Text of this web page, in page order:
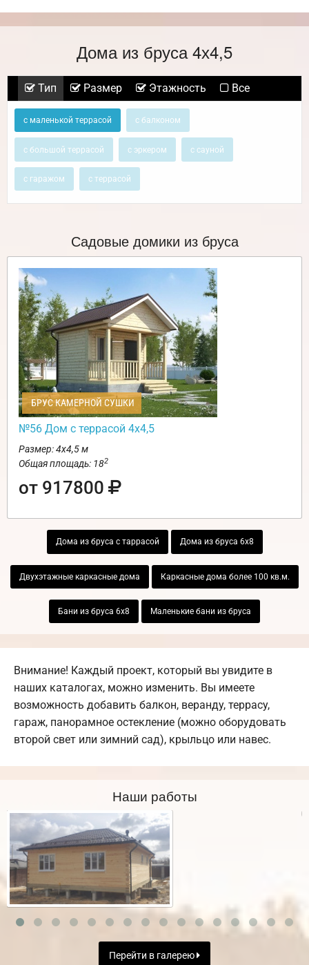
Дома из бруса 4х4,5
Тип Размер Этажность Все
с маленькой террасой с балконом
с большой террасой с эркером с сауной
с гаражом с террасой
Садовые домики из бруса
БРУС КАМЕРНОЙ СУШКИ
№56 Дом с террасой 4х4,5
Размер: 4х4,5 м
Общая площадь: 182
от 917800
Дома из бруса с таррасой Дома из бруса 6х8
Двухэтажные каркасные дома Каркасные дома более 100 кв.м.
Бани из бруса 6х8 Маленькие бани из бруса
Внимание! Каждый проект, который вы увидите в
наших каталогах, можно изменить. Вы имеете
возможность добавить балкон, веранду, террасу,
гараж, панорамное остекление (можно оборудовать
второй свет или зимний сад), крыльцо или навес.
Наши работы
Перейти в галерею